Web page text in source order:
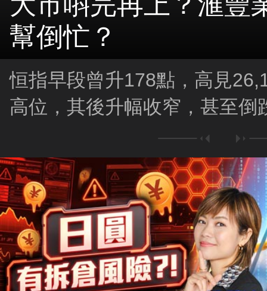
幫倒忙？
恒指早段曾升178點，高見
高位，其後升幅收窄，甚至倒
市有沒有機會再上，視乎中